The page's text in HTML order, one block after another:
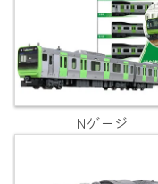
Nゲージ